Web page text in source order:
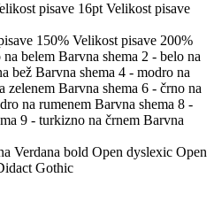
pisave 16pt Velikost pisave
150% Velikost pisave 200%
na belem Barvna shema 2 - belo na
bež Barvna shema 4 - modro na
zelenem Barvna shema 6 - črno na
na rumenem Barvna shema 8 -
9 - turkizno na črnem Barvna
Verdana bold Open dyslexic Open
Gothic